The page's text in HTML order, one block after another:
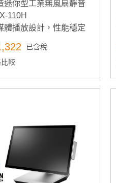
迷你型工業無風扇靜音
110H
體播放設計，性能穩定
已含稅
較